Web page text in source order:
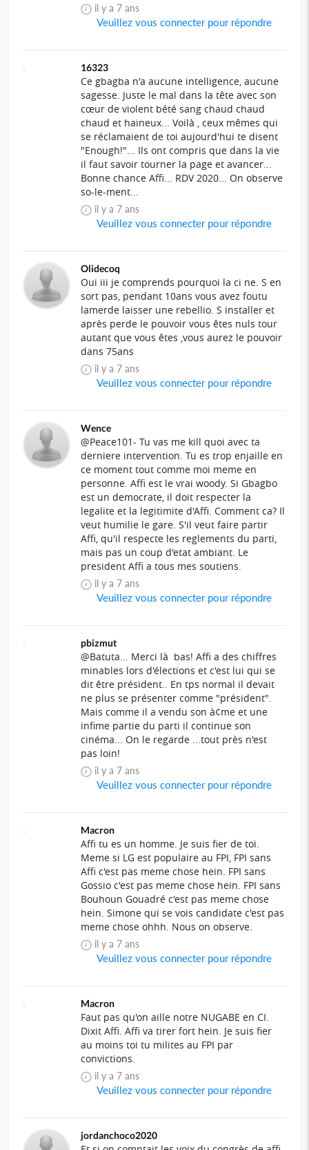
il y a 7 ans
Veuillez vous connecter pour répondre
16323
Ce gbagba n'a aucune intelligence, aucune
sagesse. Juste le mal dans la tête avec son
cœur de violent bété sang chaud chaud
chaud et haineux... Voilà , ceux mêmes qui
se réclamaient de toi aujourd'hui te disent
"Enough!"... Ils ont compris que dans la vie
il faut savoir tourner la page et avancer...
Bonne chance Affi... RDV 2020... On observe
so-le-ment...
il y a 7 ans
Veuillez vous connecter pour répondre
Olidecoq
Oui iii je comprends pourquoi la ci ne. S en
sort pas, pendant 10ans vous avez foutu
lamerde laisser une rebellio. S installer et
après perde le pouvoir vous êtes nuls tour
autant que vous êtes ,vous aurez le pouvoir
dans 75ans
il y a 7 ans
Veuillez vous connecter pour répondre
Wence
@Peace101- Tu vas me kill quoi avec ta
derniere intervention. Tu es trop enjaille en
ce moment tout comme moi meme en
personne. Affi est le vrai woody. Si Gbagbo
est un democrate, il doit respecter la
legalite et la legitimite d'Affi. Comment ca? Il
veut humilie le gare. S'il veut faire partir
Affi, qu'il respecte les reglements du parti,
mais pas un coup d'etat ambiant. Le
president Affi a tous mes soutiens.
il y a 7 ans
Veuillez vous connecter pour répondre
pbizmut
@Batuta... Merci là bas! Affi a des chiffres
minables lors d'élections et c'est lui qui se
dit être président.. En tps normal il devait
ne plus se présenter comme "président".
Mais comme il a vendu son à¢me et une
infime partie du parti il continue son
cinéma... On le regarde ...tout près n'est
pas loin!
il y a 7 ans
Veuillez vous connecter pour répondre
Macron
Affi tu es un homme. Je suis fier de toi.
Meme si LG est populaire au FPI, FPI sans
Affi c'est pas meme chose hein. FPI sans
Gossio c'est pas meme chose hein. FPI sans
Bouhoun Gouadré c'est pas meme chose
hein. Simone qui se vois candidate c'est pas
meme chose ohhh. Nous on observe.
il y a 7 ans
Veuillez vous connecter pour répondre
Macron
Faut pas qu'on aille notre NUGABE en CI.
Dixit Affi. Affi va tirer fort hein. Je suis fier
au moins toi tu milites au FPI par
convictions.
il y a 7 ans
Veuillez vous connecter pour répondre
jordanchoco2020